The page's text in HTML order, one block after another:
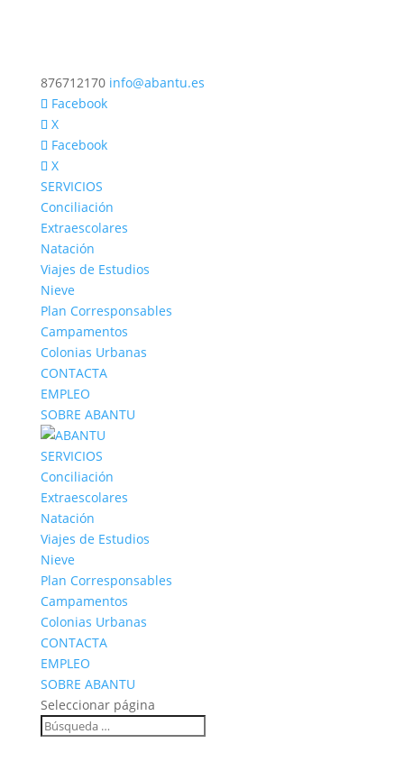
876712170 info@abantu.es
Facebook
X
Facebook
X
SERVICIOS
Conciliación
Extraescolares
Natación
Viajes de Estudios
Nieve
Plan Corresponsables
Campamentos
Colonias Urbanas
CONTACTA
EMPLEO
SOBRE ABANTU
SERVICIOS
Conciliación
Extraescolares
Natación
Viajes de Estudios
Nieve
Plan Corresponsables
Campamentos
Colonias Urbanas
CONTACTA
EMPLEO
SOBRE ABANTU
Seleccionar página